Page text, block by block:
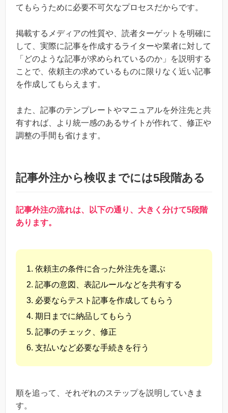
てもらうために必要不可欠なプロセスだからです。
掲載するメディアの性質や、読者ターゲットを明確に
して、実際に記事を作成するライターや業者に対して
「どのような記事が求められているのか」を説明する
ことで、依頼主の求めているものに限りなく近い記事
を作成してもらえます。
また、記事のテンプレートやマニュアルを外注先と共
有すれば、より統一感のあるサイトが作れて、修正や
調整の手間も省けます。
記事外注から検収までには5段階ある
記事外注の流れは、以下の通り、大きく分けて5段階
あります。
依頼主の条件に合った外注先を選ぶ
記事の意図、表記ルールなどを共有する
必要ならテスト記事を作成してもらう
期日までに納品してもらう
記事のチェック、修正
支払いなど必要な手続きを行う
順を追って、それぞれのステップを説明していきま
す。